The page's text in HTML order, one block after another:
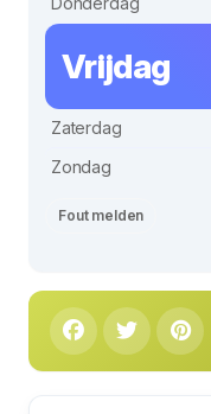
Vrijdag
Zaterdag
Zondag
Fout melden